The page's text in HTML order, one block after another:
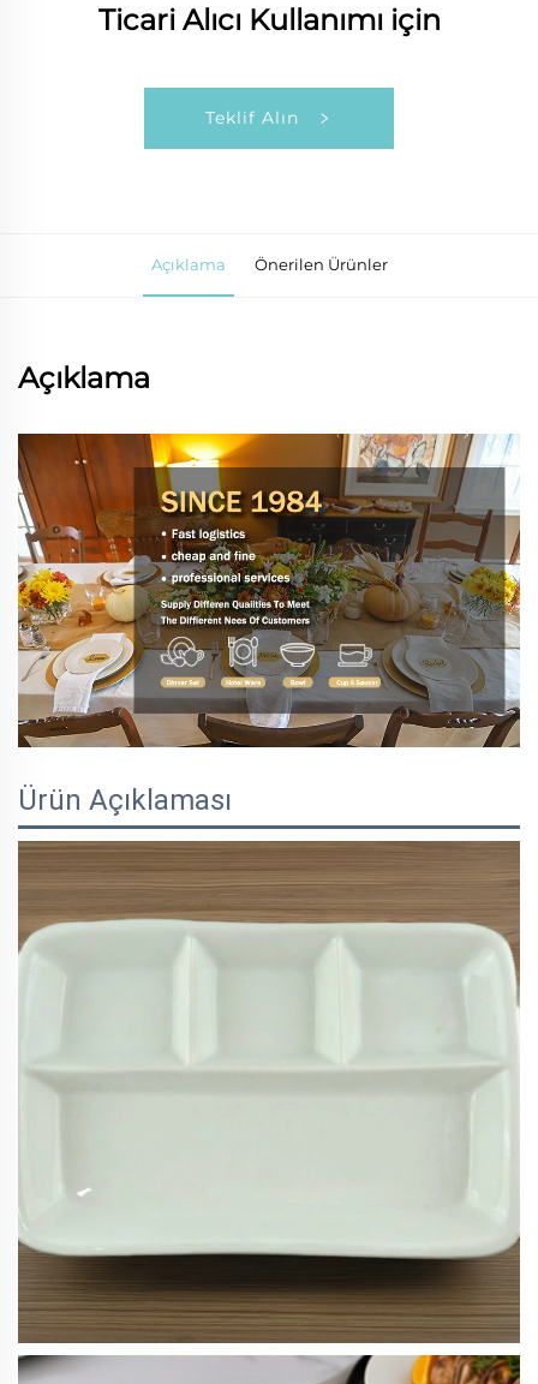
Ticari Alıcı Kullanımı için
Teklif Alın
Açıklama Önerilen Ürünler
Açıklama
Ürün Açıklaması